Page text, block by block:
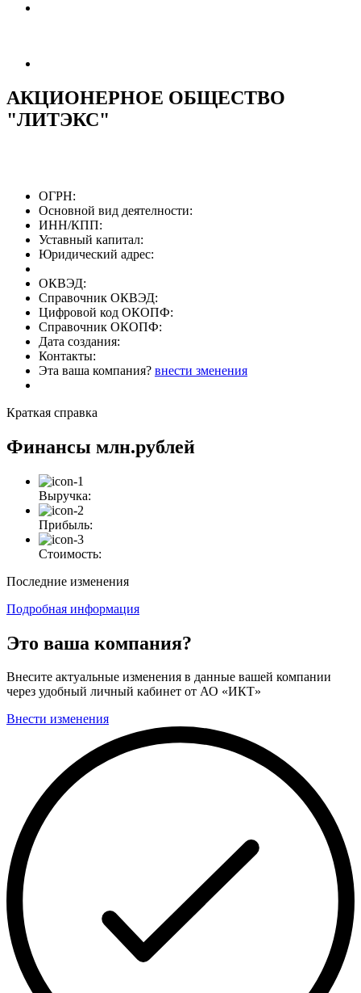
АКЦИОНЕРНОЕ ОБЩЕСТВО
"ЛИТЭКС"
ОГРН:
Основной вид деятелности:
ИНН/КПП:
Уставный капитал:
Юридический адрес:
ОКВЭД:
Справочник ОКВЭД:
Цифровой код ОКОПФ:
Справочник ОКОПФ:
Дата создания:
Контакты:
Эта ваша компания? внести зменения
Краткая справка
Финансы млн.рублей
Выручка:
Прибыль:
Стоимость:
Последние изменения
Подробная информация
Это ваша компания?
Внесите актуальные изменения в данные вашей компании
через удобный личный кабинет от АО «ИКТ»
Внести изменения